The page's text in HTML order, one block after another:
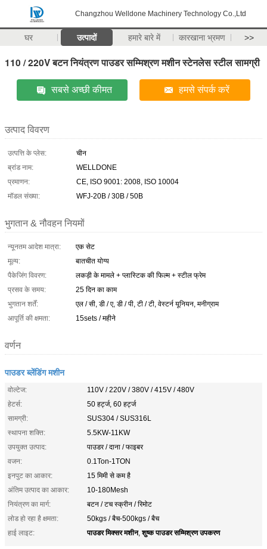
Changzhou Welldone Machinery Technology Co.,Ltd
घर उत्पादों हमारे बारे में कारखाना भ्रमण >>
110 / 220V बटन नियंत्रण पाउडर सम्मिश्रण मशीन स्टेनलेस स्टील सामग्री
सबसे अच्छी कीमत हमसे संपर्क करें
उत्पाद विवरण
उत्पत्ति के प्लेस:
चीन
ब्रांड नाम:
WELLDONE
प्रमाणन:
CE, ISO 9001: 2008, ISO 10004
मॉडल संख्या:
WFJ-20B / 30B / 50B
भुगतान & नौवहन नियमों
न्यूनतम आदेश मात्रा:
एक सेट
मूल्य:
बातचीत योग्य
पैकेजिंग विवरण:
लकड़ी के मामले + प्लास्टिक की फिल्म + स्टील फ्रेम
प्रसव के समय:
25 दिन का काम
भुगतान शर्तें:
एल / सी, डी / ए, डी / पी, टी / टी, वेस्टर्न यूनियन, मनीग्राम
आपूर्ति की क्षमता:
15sets / महीने
वर्णन
पाउडर ब्लेंडिंग मशीन
वोल्टेज:
110V / 220V / 380V / 415V / 480V
हेटर्स:
50 हर्ट्ज, 60 हर्ट्ज
सामग्री:
SUS304 / SUS316L
स्थापना शक्ति:
5.5KW-11KW
उपयुक्त उत्पाद:
पाउडर / दाना / फाइबर
वजन:
0.1Ton-1TON
इनपुट का आकार:
15 मिमी से कम है
अंतिम उत्पाद का आकार:
10-180Mesh
नियंत्रण का मार्ग:
बटन / टच स्क्रीन / रिमोट
लोड हो रहा है क्षमता:
50kgs / बैच-500kgs / बैच
हाई लाइट:
पाउडर मिक्सर मशीन,शुष्क पाउडर सम्मिश्रण उपकरण